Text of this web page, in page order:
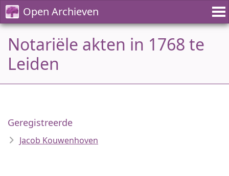
Open Archieven
Notariële akten in 1768 te
Leiden
Geregistreerde
Jacob Kouwenhoven